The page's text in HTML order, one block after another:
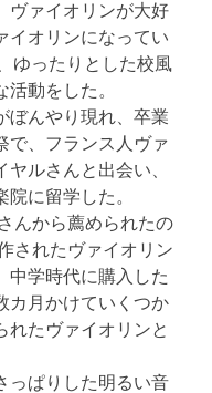
ヴァイオリンが大好
イオリンになってい
ゆったりとした校風
動をした。
んやり現れ、卒業
で、フランス人ヴァ
ルさんと出会い、
に留学した。
んから薦められたの
されたヴァイオリン
中学時代に購入した
カ月かけていくつか
れたヴァイオリンと
ぱりした明るい音